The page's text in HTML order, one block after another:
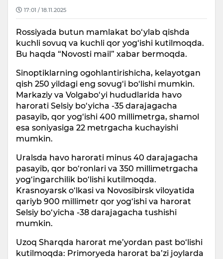
17:01 / 18.11.2025
Rossiyada butun mamlakat bo‘ylab qishda
kuchli sovuq va kuchli qor yog‘ishi kutilmoqda.
Bu haqda “Novosti mail” xabar bermoqda.
Sinoptiklarning ogohlantirishicha, kelayotgan
qish 250 yildagi eng sovug‘i bo‘lishi mumkin.
Markaziy va Volgabo‘yi hududlarida havo
harorati Selsiy bo‘yicha -35 darajagacha
pasayib, qor yog‘ishi 400 millimetrga, shamol
esa soniyasiga 22 metrgacha kuchayishi
mumkin.
Uralsda havo harorati minus 40 darajagacha
pasayib, qor bo‘ronlari va 350 millimetrgacha
yog‘ingarchilik bo‘lishi kutilmoqda.
Krasnoyarsk o‘lkasi va Novosibirsk viloyatida
qariyb 900 millimetr qor yog‘ishi va harorat
Selsiy bo‘yicha -38 darajagacha tushishi
mumkin.
Uzoq Sharqda harorat me’yordan past bo‘lishi
kutilmoqda: Primoryeda harorat ba’zi joylarda